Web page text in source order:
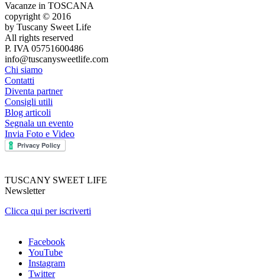
Vacanze in TOSCANA
copyright © 2016
by Tuscany Sweet Life
All rights reserved
P. IVA 05751600486
info@tuscanysweetlife.com
Chi siamo
Contatti
Diventa partner
Consigli utili
Blog articoli
Segnala un evento
Invia Foto e Video
TUSCANY SWEET LIFE
Newsletter
Clicca qui per iscriverti
Facebook
YouTube
Instagram
Twitter